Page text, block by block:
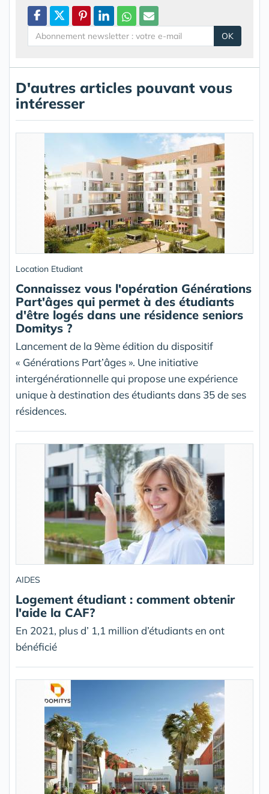
OK
D'autres articles pouvant vous
intéresser
Location Etudiant
Connaissez vous l'opération Générations
Part'âges qui permet à des étudiants
d'être logés dans une résidence seniors
Domitys ?
Lancement de la 9ème édition du dispositif
« Générations Part’âges ». Une initiative
intergénérationnelle qui propose une expérience
unique à destination des étudiants dans 35 de ses
résidences.
AIDES
Logement étudiant : comment obtenir
l'aide la CAF?
En 2021, plus d’ 1,1 million d’étudiants en ont
bénéficié